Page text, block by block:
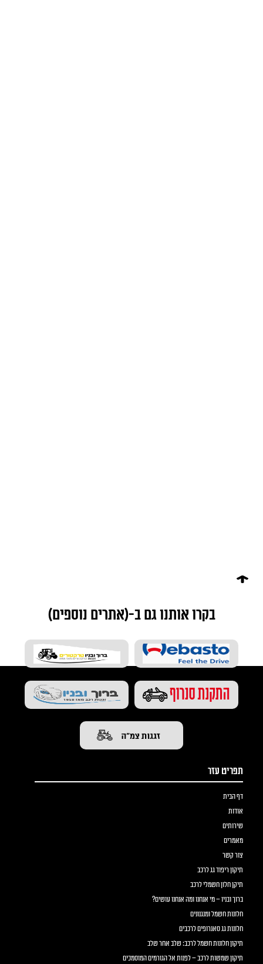
בקרו אותנו גם ב-(אתרים נוספים)
תפריט עזר
דף הבית
אודות
שירותים
מאמרים
צור קשר
תיקון ריפוד גג לרכב
תיקן חלון חשמלי לרכב
ברוך ובניו – מי אנחנו ומה אנחנו עושים?
חלונות חשמל ומנגנונים
חלונות גג סאנרופים לרכבים
תיקון חלונות חשמל לרכב: שלב אחר שלב
תיקון שמשות לרכב – לפנות אל הגורמים המוסמכים